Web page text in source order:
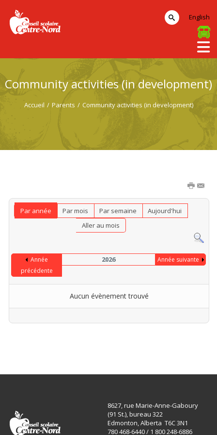
Community activities (in development)
Accueil / Parents / Community activities (in development)
Par année Par mois Par semaine
Aujourd'hui
Aller au mois
Année
précédente
2026 Année suivante
Aucun évènement trouvé
Limite de la pagination
English
8627, rue Marie-Anne-Gaboury
(91 St.), bureau 322
Edmonton, Alberta T6C 3N1
780 468-6440 / 1 800 248-6886